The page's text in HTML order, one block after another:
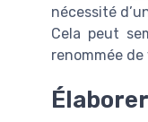
nécessité
Cela peut
renommée